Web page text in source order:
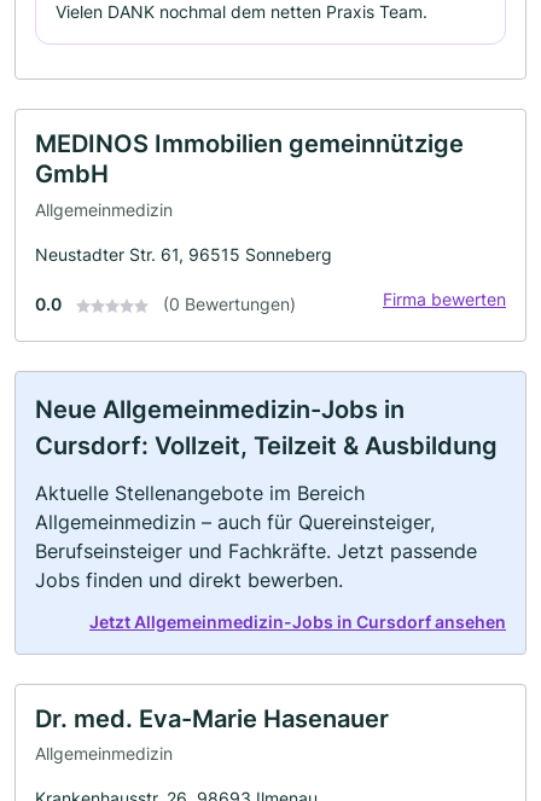
Vielen DANK nochmal dem netten Praxis Team.
MEDINOS Immobilien gemeinnützige
GmbH
Allgemeinmedizin
Neustadter Str. 61, 96515 Sonneberg
0.0 (0 Bewertungen) Firma bewerten
Neue Allgemeinmedizin-Jobs in
Cursdorf: Vollzeit, Teilzeit & Ausbildung
Aktuelle Stellenangebote im Bereich
Allgemeinmedizin – auch für Quereinsteiger,
Berufseinsteiger und Fachkräfte. Jetzt passende
Jobs finden und direkt bewerben.
Jetzt Allgemeinmedizin-Jobs in Cursdorf ansehen
Dr. med. Eva-Marie Hasenauer
Allgemeinmedizin